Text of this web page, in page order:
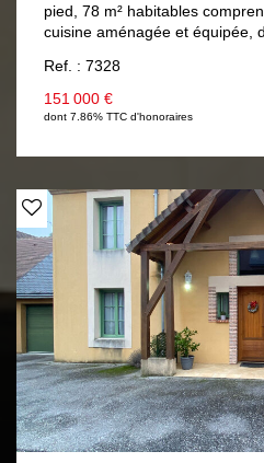
pied, 78 m² habitables
cuisine aménagée et équipée,
cave. Chauffage central gaz de
Terrain 750 m² clos et arboré.
Ref. : 7328
151 000 €
dont 7.86% TTC d'honoraires